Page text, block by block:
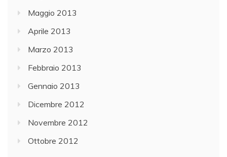
Maggio 2013
Aprile 2013
Marzo 2013
Febbraio 2013
Gennaio 2013
Dicembre 2012
Novembre 2012
Ottobre 2012